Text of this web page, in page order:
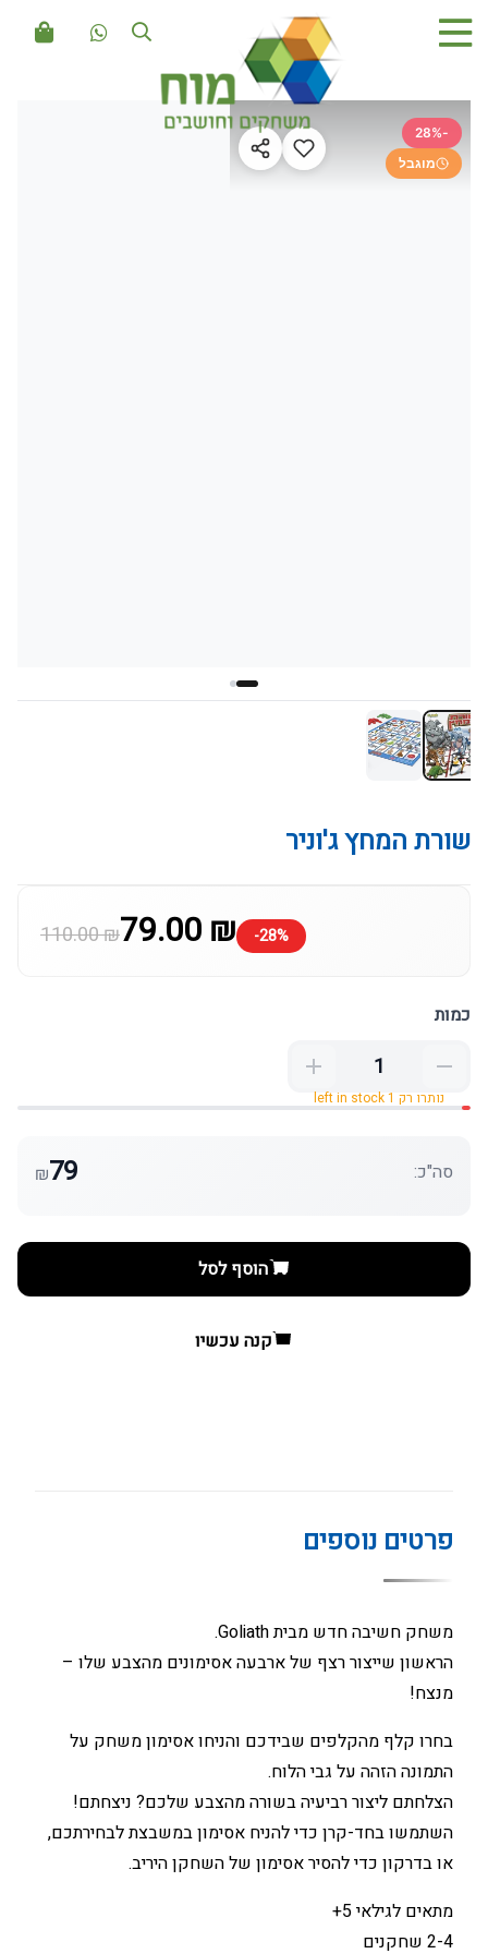
-28%
מוגבל
שורת המחץ ג'וניר
110.00 ₪79.00 ₪ -28%
כמות
נותרו רק 1 left in stock
סה"כ: 79
₪
הוסף לסל
קנה עכשיו
פרטים נוספים
משחק חשיבה חדש מבית Goliath.
הראשון שייצור רצף של ארבעה אסימונים מהצבע שלו –
מנצח!
בחרו קלף מהקלפים שבידכם והניחו אסימון משחק על
התמונה הזהה על גבי הלוח.
הצלחתם ליצור רביעיה בשורה מהצבע שלכם? ניצחתם!
השתמשו בחד-קרן כדי להניח אסימון במשבצת לבחירתכם,
או בדרקון כדי להסיר אסימון של השחקן היריב.
מתאים לגילאי 5+
2-4 שחקנים